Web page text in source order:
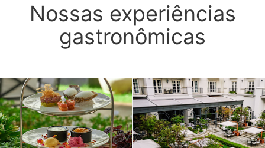
Nossas experiências
gastronômicas